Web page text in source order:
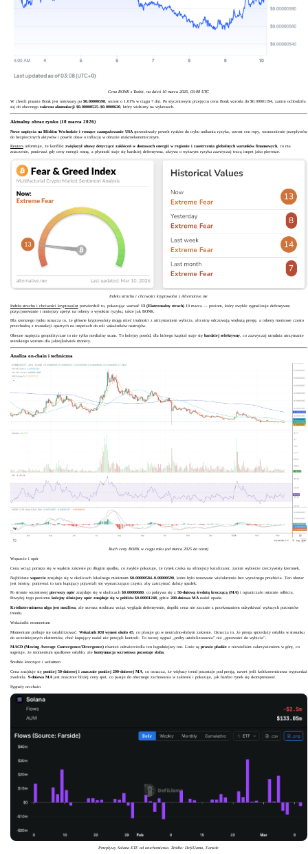
Cena BONK z Toobit, na dzień 10 marca 2026, 03:08 UTC
W chwili pisania Bonk jest notowany po $0.00000598, wzrost o 1,01% w ciągu 7 dni. Po styczniowym przejęciu cena Bonk wzrosła do $0.00001194, zanim ochłodziła
się do obecnego zakresu akumulacji $0.00000525–$0.0000620, który widzimy na wykresach.
Aktualny obraz rynku (10 marca 2026)
Nowe napięcia na Bliskim Wschodzie i rosnące zaangażowanie USAspowodowały powrót rynków do trybu unikania ryzyka, wzrost cen ropy, wzmocnienie przepływów
do bezpiecznych aktywów i powrót obaw o inflację w obrazie makroekonomicznym.
Reutersinformuje, że konflikt zwiększył obawy dotyczące zakłóceń w dostawach energii w regionie i zaostrzenia globalnych warunków finansowych, co ma
znaczenie, ponieważ gdy ceny energii rosną, a płynność staje się bardziej defensywna, aktywa o wyższym ryzyku zazwyczaj tracą impet jako pierwsze.
Indeks strachu i chciwości kryptowalut z Alternative.me
Indeks strachu i chciwości kryptowalutpotwierdził to, pokazując wartość 13 (Ekstremalny strach)10 marca — poziom, który zwykle sygnalizuje defensywne
pozycjonowanie i mniejszy apetyt na tokeny o wysokim ryzyku, takie jak BONK.
Dla szerszego rynku oznacza to, że główne kryptowaluty mogą mieć trudności z utrzymaniem wybicia, altcoiny odczuwają większą presję, a tokeny memowe często
przechodzą z transakcji opartych na impetach do roli wskaźników nastrojów.
Obecne napięcia geopolityczne to nie tylko medialny szum. To kolejny powód, dla którego kapitał staje się bardziej selektywny, co zazwyczaj utrudnia utrzymanie
szerokiego wzrostu dla jakiejkolwiek monety.
Analiza on-chain i techniczna
Ruch ceny BONK w ciągu roku (od marca 2025 do teraz)
Wsparcie i opór
Cena wciąż porusza się w wąskim zakresie po długim spadku, co zwykle pokazuje, że rynek czeka na silniejszy katalizator, zanim wybierze rzeczywisty kierunek.
Najbliższe wsparcieznajduje się w okolicach lokalnego minimum $0.00000584–0.00000590, które było testowane wielokrotnie bez wyraźnego przebicia. Ten obszar
jest istotny, ponieważ to tam kupujący pojawiali się wystarczająco często, aby zatrzymać dalszy spadek.
Po stronie wzrostowej pierwszy opórznajduje się w okolicach $0.00000680, co pokrywa się z 50-dniową średnią kroczącą (MA)i ograniczało ostatnie odbicia.
Powyżej tego poziomu kolejny silniejszy opór znajduje się w pobliżu $0.00001248, gdzie 200-dniowa MAnadal opada.
Krótkoterminowa ulga jest możliwa, ale szersza struktura wciąż wygląda defensywnie, dopóki cena nie zacznie z przekonaniem odzyskiwać wyższych poziomów
trendu.
Wskaźniki momentum
Momentum próbuje się ustabilizować: Wskaźnik RSI wynosi około 45, co plasuje go w neutralno-słabym zakresie. Oznacza to, że presja sprzedaży osłabła w stosunku
do wcześniejszych ekstremów, choć kupujący nadal nie przejęli kontroli. To raczej sygnał „próby ustabilizowania” niż „gotowości do wybicia”.
MACD (Moving Average Convergence/Divergence)również odzwierciedla ten łagodniejszy ton. Linie są prawie płaskiez niewielkim zakrzywieniem w górę, co
sugeruje, że momentum spadkowe osłabło, ale kontynuacja wzrostowa pozostaje słaba.
Średnie kroczące i wolumen
Cena znajduje się poniżej 50-dniowej i znacznie poniżej 200-dniowej MA, co oznacza, że większy trend pozostaje pod presją, nawet jeśli krótkoterminowa wyprzedaż
zwolniła. 9-dniowa MAjest znacznie bliżej ceny spot, co pasuje do obecnego zachowania w zakresie i pokazuje, jak bardzo rynek się skompresował.
Sygnały on-chain
Przepływy Solana ETF od uruchomienia. Źródło: DefiLlama, Farside